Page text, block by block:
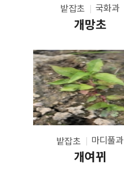
밭잡초 국화과
개망초
밭잡초 마디풀과
개여뀌